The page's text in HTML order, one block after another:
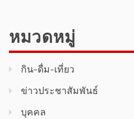
หมวดหมู่
กิน-ดื่ม-เที่ยว
ข่าวประชาสัมพันธ์
บุคคล